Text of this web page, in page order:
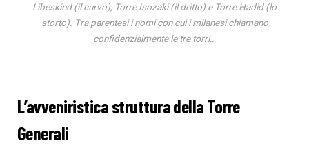
Libeskind (il curvo), Torre Isozaki (il dritto) e Torre Hadid (lo
storto). Tra parentesi i nomi con cui i milanesi chiamano
confidenzialmente le tre torri…
L’avveniristica struttura della Torre
Generali